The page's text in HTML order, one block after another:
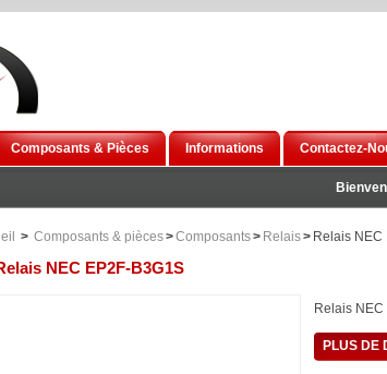
Composants & Pièces Informations Contactez-
> Composants & pièces>Composants> Relais> Relais NEC
NEC EP2F-B3G1S
Relais NEC
PLUS DE